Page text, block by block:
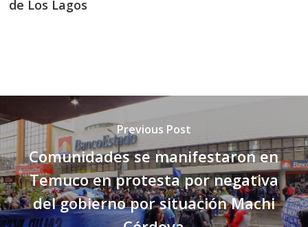
de Los Lagos
Previous Post
Comunidades se manifestaron en
Temuco en protesta por negativa
del gobierno por situación Machi